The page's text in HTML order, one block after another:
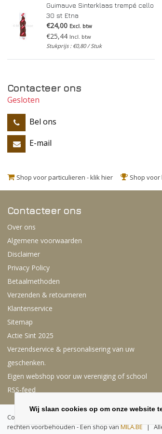
Guimauve Sinterklaas trempé cello
30 st Etna
€24,00 Excl. btw
€25,44 Incl. btw
Stukprijs : €0,80 / Stuk
Contacteer ons
Gesloten
Bel ons
E-mail
Shop voor particulieren - klik hier Shop
Contacteer ons
Over ons
Algemene voorwaarden
Disclaimer
Privacy Policy
Betaalmethoden
Verzenden & retourneren
Klantenservice
Sitemap
Actie Sint 2025
Verzendservice & personalisering van uw
geschenken.
Eigen webshop voor uw vereniging of school
RSS-feed
Copyright © 2026 - Deze webshop is exclusief voor
rechten voorbehouden - Een shop van MILA.BE |
Wij slaan cookies op om onze website